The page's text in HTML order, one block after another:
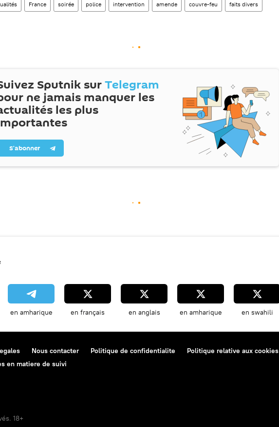
France soirée police intervention amende couvre-feu faits divers
Sputnik surTelegram
ne jamais manquer les
les plus
S’abonner
en amharique en français en anglais en amharique en swahili
Nous contacter Politique de confidentialite Politique relative aux cookies
en matiere de suivi
18+